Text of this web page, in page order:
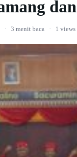
· 3 menit baca · 1 views